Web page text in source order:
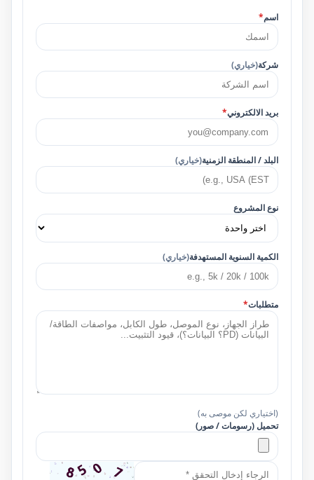
اسم*
شركة(خياري)
بريد الالكتروني*
البلد / المنطقة الزمنية(خياري)
نوع المشروع
الكمية السنوية المستهدفة(خياري)
متطلبات*
(اختياري لكن موصى به)
تحميل (رسومات / صور)